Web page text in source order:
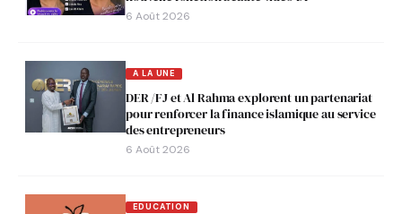
6 Août 2026
A LA UNE
DER /FJ et Al Rahma explorent un partenariat
pour renforcer la finance islamique au service
des entrepreneurs
6 Août 2026
EDUCATION